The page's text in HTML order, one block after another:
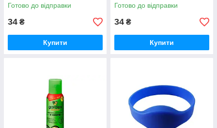
Готово до відправки
34 ₴
Купити
Готово до відправки
34 ₴
Купити